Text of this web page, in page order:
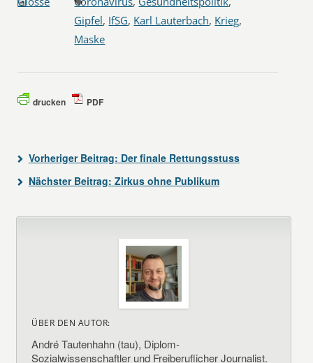
Gipfel, IfSG, Karl Lauterbach, Krieg,
Maske
drucken PDF
Vorheriger Beitrag: Der finale Rettungsstuss
Nächster Beitrag: Zirkus ohne Publikum
ÜBER DEN AUTOR:
André Tautenhahn (tau), Diplom-
Sozialwissenschaftler und Freiberuflicher Journalist.